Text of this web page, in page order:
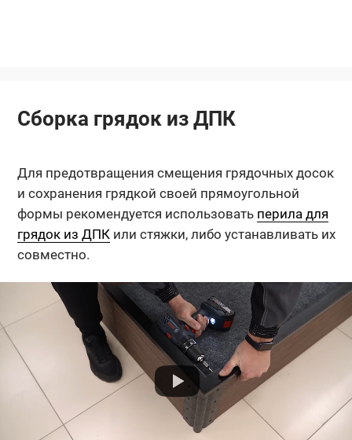
Сборка грядок из ДПК
Для предотвращения смещения грядочных досок
и сохранения грядкой своей прямоугольной
формы рекомендуется использовать перила для
грядок из ДПКили стяжки, либо устанавливать их
совместно.